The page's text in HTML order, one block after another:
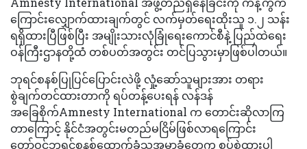
ကြောင်းလျှောက်ထားချက်တွင် လက်မှတ်ရေးထိုးသူ ၁.၂ သန်း
ရရှိထားပြီဖြစ်ပြီး အမျိုးသားလုံခြုံရေးကောင်စီနဲ့ ပြည်ထဲရေး
ဝန်ကြီးဌာနတို့ထံ တစ်ပတ်အတွင်း တင်ပြသွားမှာဖြစ်ပါတယ်။
ဘုရင်စနစ်ပြုပြင်ပြောင်းလဲဖို့ လှုံ့ဆော်သူများအား တရား
စွဲချက်တင်ထားတာကို ရပ်တန့်ပေးရန် လန်ဒန်
အခြေစိုက်Amnesty International က တောင်းဆိုလာကြ
တာကြောင့် နိုင်ငံအတွင်းမတည်မငြိမ်ဖြစ်လာရကြောင်း
တော်ဝင်ဘုရင်စနစ်ထောက်ခံသူအမာခံတွေက စွပ်စွဲထားပါ